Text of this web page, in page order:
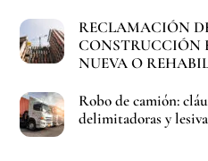
RECLAMACIÓN
CONSTRUCCIÓN
NUEVA O
Robo de camión:
delimitadoras y